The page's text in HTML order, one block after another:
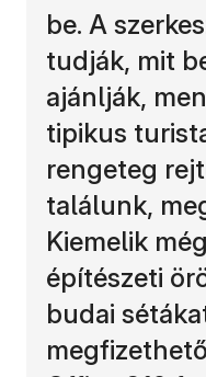
be. A
tudják, mit
ajánlják,
tipikus
rengeteg
találunk,
Kiemelik
építészeti
budai